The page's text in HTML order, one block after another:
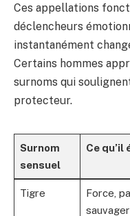
Ces appellations
déclencheurs
instantanément
Certains hommes
surnoms qui
protecteur.
Surnom
sensuel
Ce qu’il
Tigre
Force,